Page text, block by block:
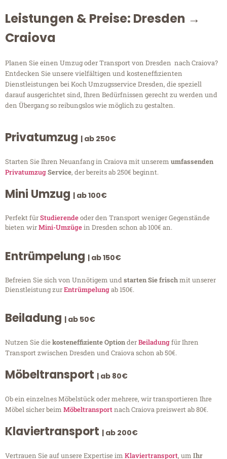
Leistungen & Preise: Dresden →
Craiova
Planen Sie einen Umzug oder Transport von Dresden nach Craiova?
Entdecken Sie unsere vielfältigen und kosteneffizienten
Dienstleistungen bei Koch Umzugsservice Dresden, die speziell
darauf ausgerichtet sind, Ihren Bedürfnissen gerecht zu werden und
den Übergang so reibungslos wie möglich zu gestalten.
Privatumzug | ab 250€
Starten Sie Ihren Neuanfang in Craiova mit unserem umfassenden
PrivatumzugService, der bereits ab 250€ beginnt.
Mini Umzug | ab 100€
Perfekt fürStudierendeoder den Transport weniger Gegenstände
bieten wirMini-Umzügein Dresden schon ab 100€ an.
Entrümpelung | ab 150€
Befreien Sie sich von Unnötigem undstarten Sie frischmit unserer
Dienstleistung zurEntrümpelungab 150€.
Beiladung | ab 50€
Nutzen Sie diekosteneffiziente OptionderBeiladungfür Ihren
Transport zwischen Dresden und Craiova schon ab 50€.
Möbeltransport | ab 80€
Ob ein einzelnes Möbelstück oder mehrere, wir transportieren Ihre
Möbel sicher beim Möbeltransportnach Craiova preiswert ab 80€.
Klaviertransport | ab 200€
Vertrauen Sie auf unsere Expertise im Klaviertransport, um Ihr